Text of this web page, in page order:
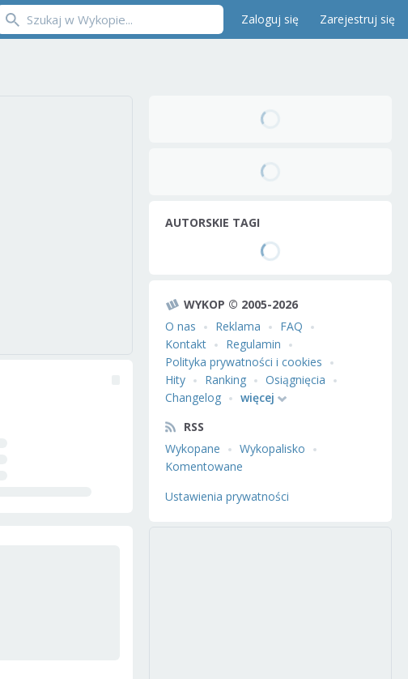
Zaloguj się Zarejestruj się
AUTORSKIE TAGI
WYKOP © 2005-2026
O nas
Reklama
FAQ
Kontakt
Regulamin
Polityka prywatności i cookies
Hity
Ranking
Osiągnięcia
Changelog
więcej
RSS
Wykopane
Wykopalisko
Komentowane
Ustawienia prywatności